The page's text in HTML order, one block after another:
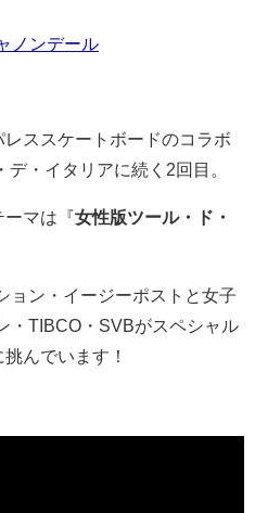
ノンデール
ススケートボードのコラボ
・イタリアに続く2回目。
ーマは『女性版ツール・ド・
ョン・イージーポストと女子
・TIBCO・SVBがスペシャル
んでいます！